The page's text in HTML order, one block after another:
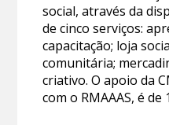
social, através da
de cinco serviços:
capacitação; loja
comunitária;
criativo. O apoio da
com o RMAAAS, é de